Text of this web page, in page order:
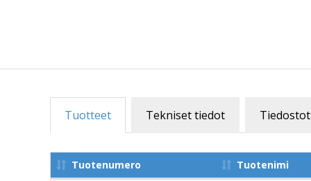
Tuotteet Tekniset tiedot Tiedostot
Tuotenumero Tuotenimi